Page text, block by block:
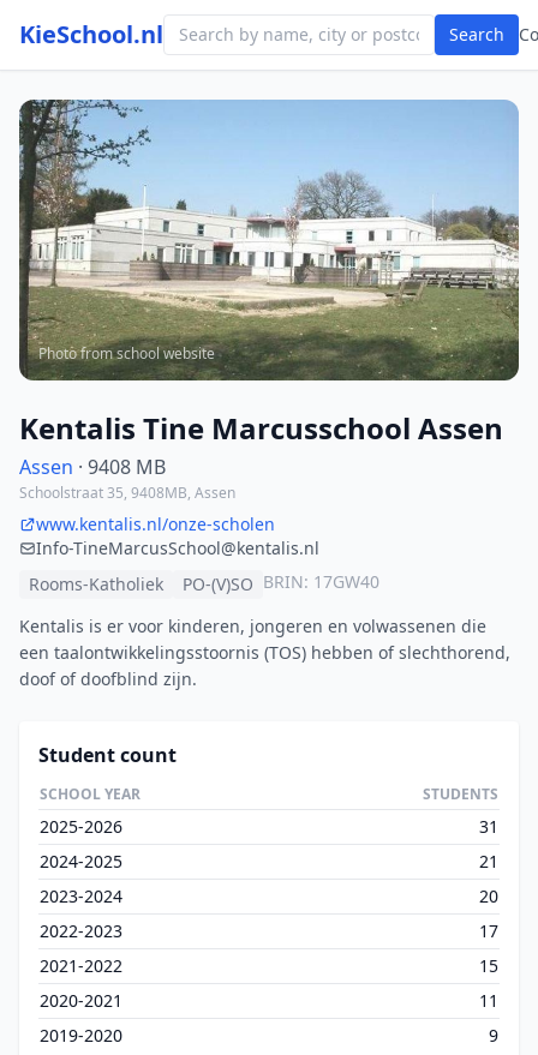
KieSchool.nl Search
Photo from school website
Kentalis Tine Marcusschool Assen
Assen · 9408 MB
Schoolstraat 35, 9408MB, Assen
www.kentalis.nl/onze-scholen
Info-TineMarcusSchool@kentalis.nl
Rooms-Katholiek
PO-(V)SO BRIN: 17GW40
Kentalis is er voor kinderen, jongeren en volwassenen die
een taalontwikkelingsstoornis (TOS) hebben of slechthorend,
doof of doofblind zijn.
Student count
SCHOOL YEAR STUDENTS
2025-2026
31
2024-2025
21
2023-2024
20
2022-2023
17
2021-2022
15
2020-2021
11
2019-2020
9